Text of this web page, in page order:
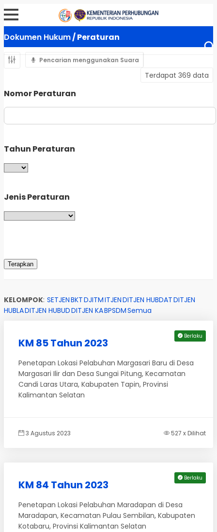
Dokumen Hukum/ Peraturan
Pencarian menggunakan Suara
Terdapat 369 data
Nomor Peraturan
Tahun Peraturan
Jenis Peraturan
KELOMPOK: SETJENBKTDJITMITJENDITJEN HUBDATDITJEN
HUBLADITJEN HUBUDDITJEN KABPSDMSemua
Berlaku
KM 85 Tahun 2023
Penetapan Lokasi Pelabuhan Margasari Baru di Desa
Margasari Ilir dan Desa Sungai Pitung, Kecamatan
Candi Laras Utara, Kabupaten Tapin, Provinsi
Kalimantan Selatan
3 Agustus 2023 527 x Dilihat
Berlaku
KM 84 Tahun 2023
Penetapan Lokasi Pelabuhan Maradapan di Desa
Maradapan, Kecamatan Pulau Sembilan, Kabupaten
Kotabaru, Provinsi Kalimantan Selatan